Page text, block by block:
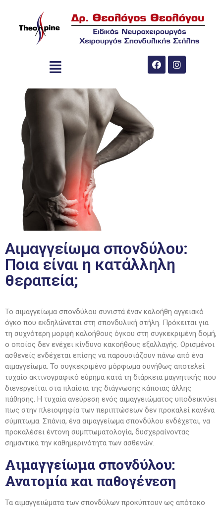
Αιμαγγείωμα σπονδύλου:
Ποια είναι η κατάλληλη
θεραπεία;
Το αιμαγγείωμα σπονδύλου συνιστά έναν καλοήθη αγγειακό
όγκο που εκδηλώνεται στη σπονδυλική στήλη. Πρόκειται για
τη συχνότερη μορφή καλοήθους όγκου στη συγκεκριμένη δομή,
ο οποίος δεν ενέχει κίνδυνο κακοήθους εξαλλαγής. Ορισμένοι
ασθενείς ενδέχεται επίσης να παρουσιάζουν πάνω από ένα
αιμαγγείωμα. Το συγκεκριμένο μόρφωμα συνήθως αποτελεί
τυχαίο ακτινογραφικό εύρημα κατά τη διάρκεια μαγνητικής που
διενεργείται στα πλαίσια της διάγνωσης κάποιας άλλης
πάθησης. Η τυχαία ανεύρεση ενός αιμαγγειώματος υποδεικνύει
πως στην πλειοψηφία των περιπτώσεων δεν προκαλεί κανένα
σύμπτωμα. Σπάνια, ένα αιμαγγείωμα σπονδύλου ενδέχεται, να
προκαλέσει έντονη συμπτωματολογία, δυσχεραίνοντας
σημαντικά την καθημερινότητα των ασθενών.
Αιμαγγείωμα σπονδύλου:
Ανατομία και παθογένεση
Τα αιμαγγειώματα των σπονδύλων προκύπτουν ως απότοκο